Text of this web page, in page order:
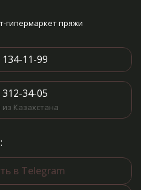
гипермаркет пряжи
134-11-99
312-34-05
Казахстана
в Telegram